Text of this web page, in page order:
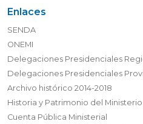
Enlaces
SENDA
ONEMI
Delegaciones Presidenciales
Delegaciones Presidenciales
Archivo histórico 2014-2018
Historia y Patrimonio del Ministerio
Cuenta Pública Ministerial